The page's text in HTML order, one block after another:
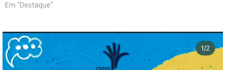
20 e 21 de março do
CFESS e dos CRESS e
Seccionais para o triênio
2014-2017. Para se inscrever
é preciso estar…
Em "Destaque"